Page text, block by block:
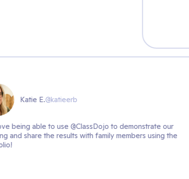
to demonstrate our
family members using the